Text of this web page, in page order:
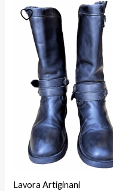
Lavora Artiginani